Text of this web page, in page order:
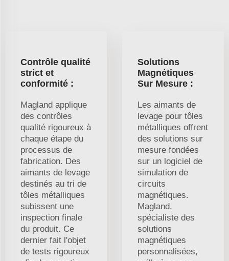
Contrôle qualité
strict et
conformité :
Magland applique
des contrôles
qualité rigoureux à
chaque étape du
processus de
fabrication. Des
aimants de levage
destinés au tri de
tôles métalliques
subissent une
inspection finale
du produit. Ce
dernier fait l'objet
de tests rigoureux
Solutions
Magnétiques
Sur Mesure :
Les aimants de
levage pour tôles
métalliques offrent
des solutions sur
mesure fondées
sur un logiciel de
simulation de
circuits
magnétiques.
Magland,
spécialiste des
solutions
magnétiques
personnalisées,